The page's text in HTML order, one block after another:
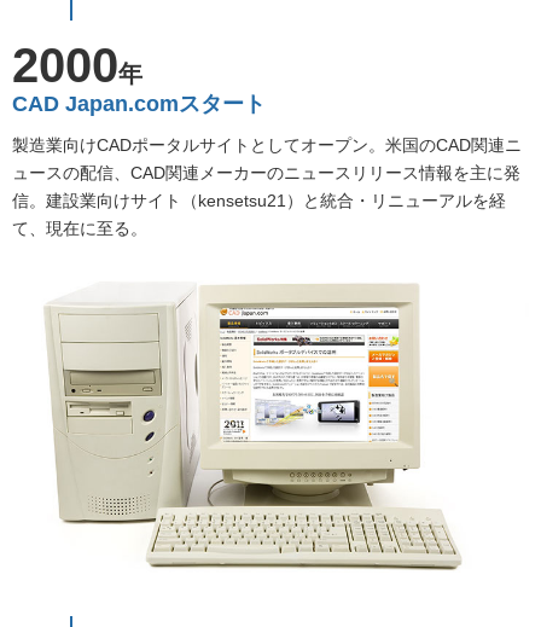
2000年
CAD Japan.comスタート
製造業向けCADポータルサイトとしてオープン。米国のCAD関連ニ
ュースの配信、CAD関連メーカーのニュースリリース情報を主に発
信。建設業向けサイト（kensetsu21）と統合・リニューアルを経
て、現在に至る。